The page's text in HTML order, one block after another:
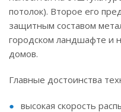
потолок). Второе его
защитным составом
городском ландшафте и
домов.
Главные достоинства
высокая скорость